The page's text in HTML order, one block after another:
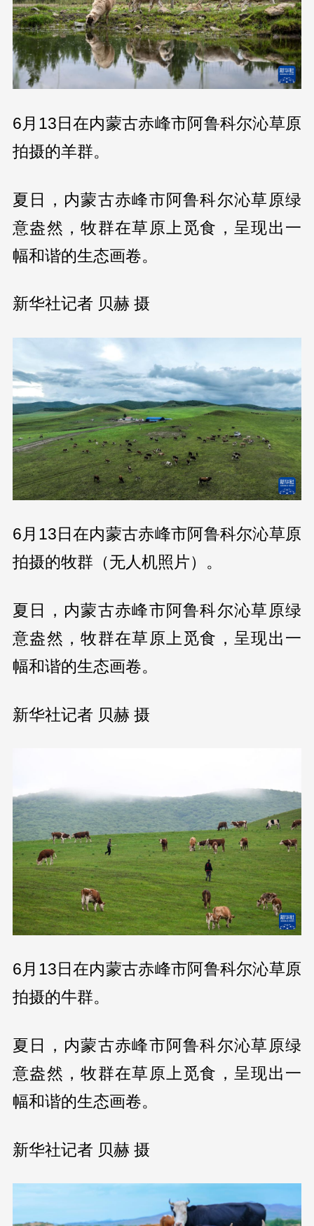
6月13日在内蒙古赤峰市阿鲁科尔沁草原
拍摄的羊群。
夏日，内蒙古赤峰市阿鲁科尔沁草原绿
意盎然，牧群在草原上觅食，呈现出一
幅和谐的生态画卷。
新华社记者 贝赫 摄
6月13日在内蒙古赤峰市阿鲁科尔沁草原
拍摄的牧群（无人机照片）。
夏日，内蒙古赤峰市阿鲁科尔沁草原绿
意盎然，牧群在草原上觅食，呈现出一
幅和谐的生态画卷。
新华社记者 贝赫 摄
6月13日在内蒙古赤峰市阿鲁科尔沁草原
拍摄的牛群。
夏日，内蒙古赤峰市阿鲁科尔沁草原绿
意盎然，牧群在草原上觅食，呈现出一
幅和谐的生态画卷。
新华社记者 贝赫 摄